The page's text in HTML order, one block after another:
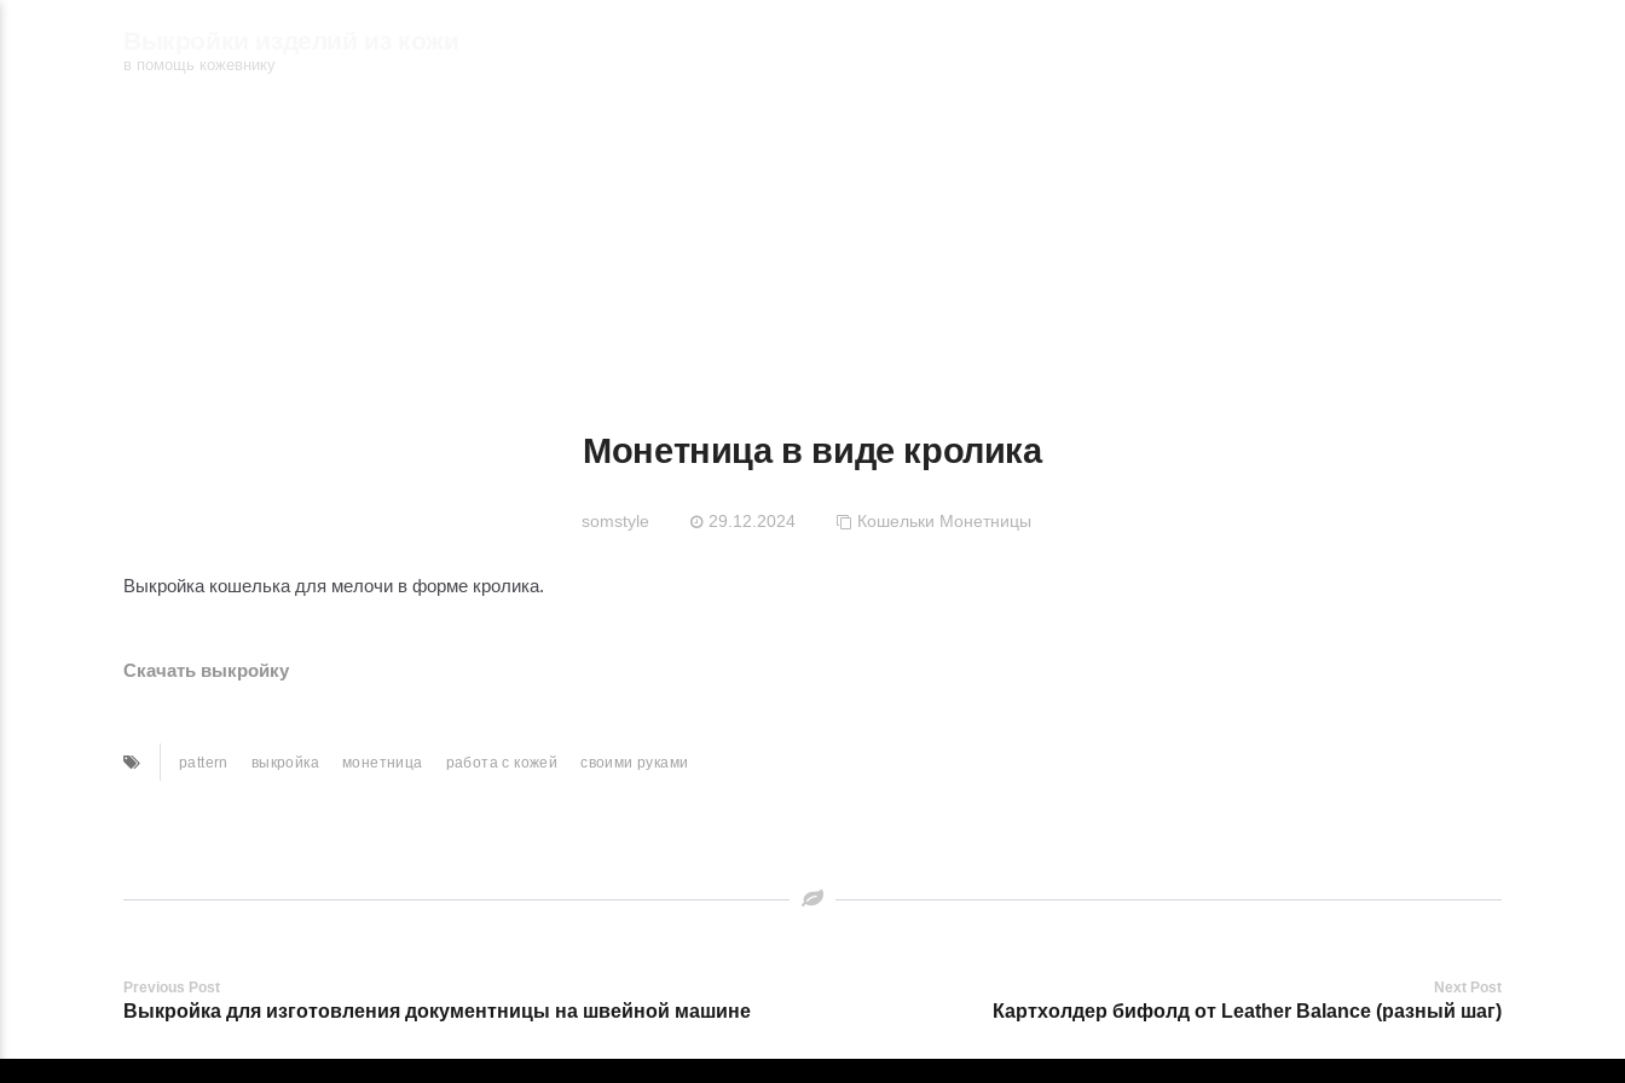
в помощь кожевнику
Монетница в виде кролика
somstyle 29.12.2024 Кошельки Монетницы
Выкройка кошелька для мелочи в форме кролика.
Скачать выкройку
pattern выкройка монетница работа с кожей своими руками
Post
navigation
Previous Post
Выкройка для изготовления документницы на швейной машине
Next Post
Картхолдер бифолд от Leather Balance (разный шаг)